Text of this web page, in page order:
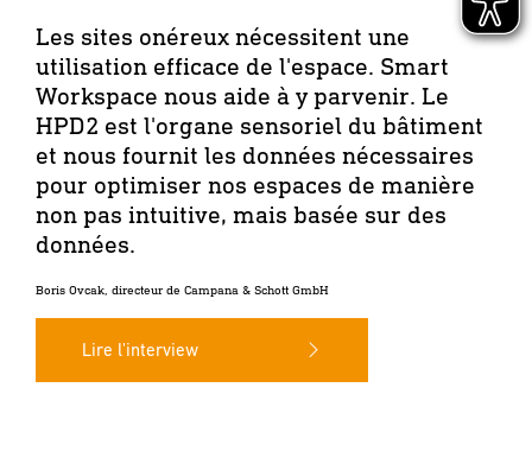
Les sites onéreux nécessitent une
utilisation efficace de l'espace. Smart
Workspace nous aide à y parvenir. Le
HPD2 est l'organe sensoriel du bâtiment
et nous fournit les données nécessaires
pour optimiser nos espaces de manière
non pas intuitive, mais basée sur des
données.
Boris Ovcak, directeur de Campana & Schott GmbH
Lire l'interview